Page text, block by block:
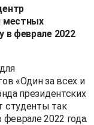
местных
в феврале 2022
«Один за всех и
президентских
студенты так
2022 года.